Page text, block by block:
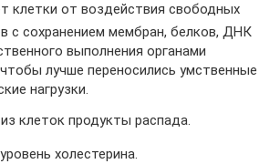
клетки от воздействия свободных
с сохранением мембран, белков, ДНК
выполнения органами
лучше переносились умственные
нагрузки.
клеток продукты распада.
холестерина.